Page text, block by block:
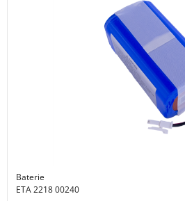
Baterie
ETA 2218 00240